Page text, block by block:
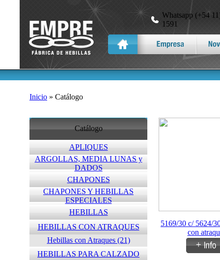
Whatsapp (+54
1591
Inicio » Catálogo
Catálogo
APLIQUES
ARGOLLAS, MEDIA LUNAS y
DADOS
CHAPONES
CHAPONES Y HEBILLAS
ESPECIALES
HEBILLAS
HEBILLAS CON ATRAQUES
Hebillas con Atraques (21)
HEBILLAS PARA CALZADO
5169/30 c/ 5624/
con